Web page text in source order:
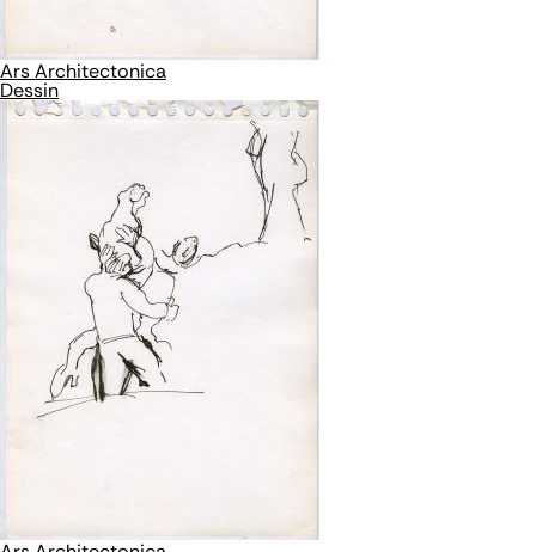
Ars Architectonica
Dessin